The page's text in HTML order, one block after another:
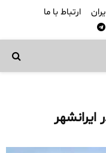
ارتباط با ما
Telegram